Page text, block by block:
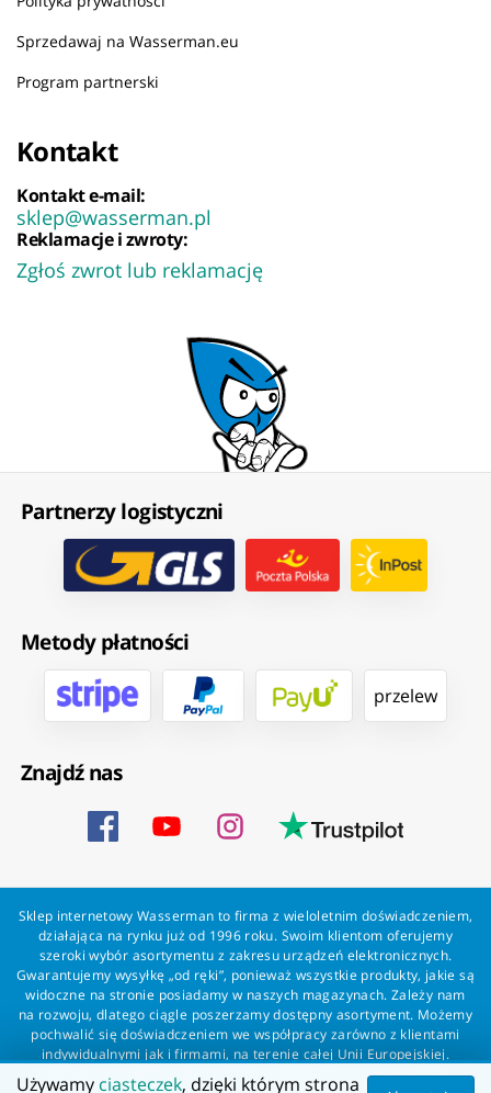
Sprzedawaj na Wasserman.eu
Program partnerski
Kontakt
Kontakt e-mail:
sklep@wasserman.pl
Reklamacje i zwroty:
Zgłoś zwrot lub reklamację
Partnerzy logistyczni
Metody płatności
przelew
Znajdź nas
Sklep internetowy Wasserman to firma z wieloletnim doświadczeniem,
działająca na rynku już od 1996 roku. Swoim klientom oferujemy
szeroki wybór asortymentu z zakresu urządzeń elektronicznych.
Gwarantujemy wysyłkę „od ręki”, ponieważ wszystkie produkty, jakie są
widoczne na stronie posiadamy w naszych magazynach. Zależy nam
na rozwoju, dlatego ciągle poszerzamy dostępny asortyment. Możemy
pochwalić się doświadczeniem we współpracy zarówno z klientami
indywidualnymi jak i firmami, na terenie całej Unii Europejskiej.
Zapewniamy profesjonalną obsługę każdego klienta oraz szybką i
Używamy ciasteczek, dzięki którym strona